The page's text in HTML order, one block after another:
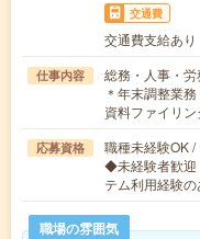
交通費
交通費支給あり
仕事内容
総務・人事・労
＊年末調整業
資料ファイリ
応募資格
職種未経験OK
◆未経験者歓迎
テム利用経験
職場の雰囲気